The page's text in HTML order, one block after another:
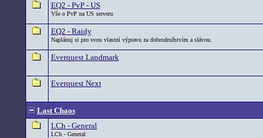
EQ2 - PvP - US
Vše o PvP na US serveru
EQ2 - Raidy
Naplánuj si pro svou vlastní výpravu za dobrodružstvím a slávou.
Everquest Landmark
Everquest Next
Last Chaos
LCh - General
LCh - General